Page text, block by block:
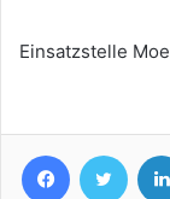
Einsatzstelle
Facebook